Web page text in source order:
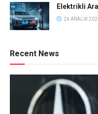
Elektrikli
24 ARALIK
Recent News